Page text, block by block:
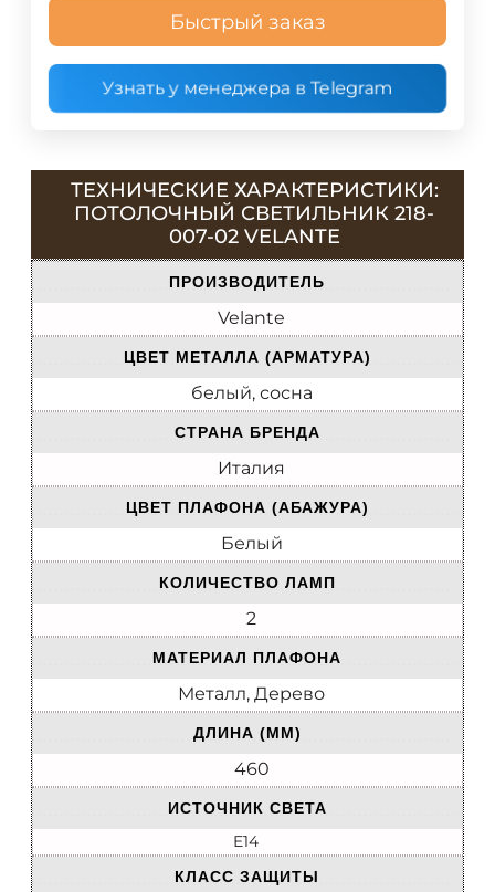
Быстрый заказ
Узнать у менеджера в Telegram
ТЕХНИЧЕСКИЕ ХАРАКТЕРИСТИКИ:
ПОТОЛОЧНЫЙ СВЕТИЛЬНИК 218-
007-02 VELANTE
ПРОИЗВОДИТЕЛЬ
Velante
ЦВЕТ МЕТАЛЛА (АРМАТУРА)
белый, сосна
СТРАНА БРЕНДА
Италия
ЦВЕТ ПЛАФОНА (АБАЖУРА)
Белый
КОЛИЧЕСТВО ЛАМП
2
МАТЕРИАЛ ПЛАФОНА
Металл, Дерево
ДЛИНА (ММ)
460
ИСТОЧНИК СВЕТА
E14
КЛАСС ЗАЩИТЫ